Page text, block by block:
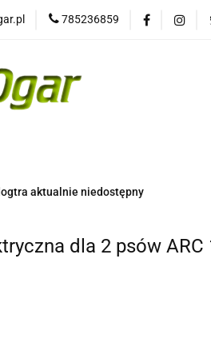
785236859
Kategorie
aktualnie niedostępny
dla 2 psów ARC